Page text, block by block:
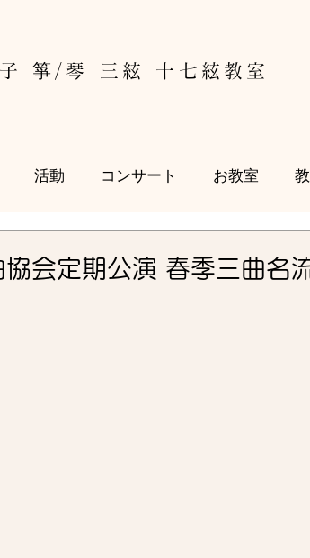
箏/琴 三絃 十七絃教室
活動 コンサート お教室
会定期公演 春季三曲名